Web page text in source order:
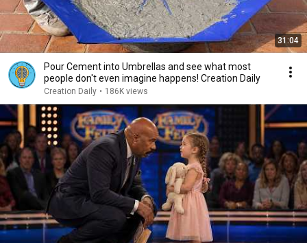
31:04
Pour Cement into Umbrellas and see what most
people don't even imagine happens! Creation Daily
Creation Daily • 186K views